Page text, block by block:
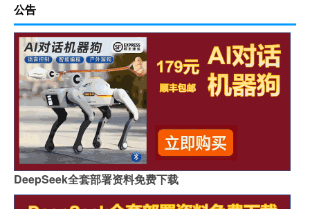
公告
DeepSeek全套部署资料免费下载